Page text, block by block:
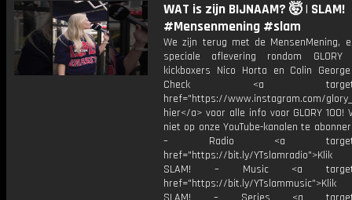
WAT is zijn BIJNAAM? 🤯 | SLAM!
#Mensenmening #slam
We zijn terug met de MensenMening,
speciale aflevering rondom
kickboxers Nico Horta en Colin
Check <a
href="https://www.instagram.com/
hier</a> voor alle info voor GLORY 100!
niet op onze YouTube-kanalen te
– Radio <a
href="https://bit.ly/
SLAM! – Music <a
href="https://bit.ly/